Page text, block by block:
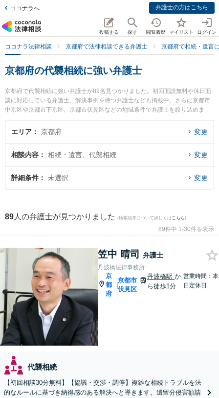
ココナラへ 弁護士の方はこちら
投稿する 探す 閲覧履歴 マイリスト ログイン
ココナラ法律相談 京都府で法律相談できる弁護士 京都府で相続・遺言
京都府の代襲相続に強い弁護士
京都府で代襲相続に強い弁護士が89名見つかりました。初回面談無料や休日面
談に対応している弁護士、解決事例を持つ弁護士なども掲載中。さらに京都市
中京区や京都市下京区、京都市伏見区などの地域条件で弁護士を絞り込めま
す。相続・遺言に関係する家族間の相続トラブルや認知症の相続、遺産分割等
の細かな分野での絞り込み検索もでき便利です。特に丹波橋法律事務所の笠中
報や弁護士費用、強みなどが注目されています。『京都府で土日や夜間に発生
した代襲相続のトラブルを今すぐに弁護士に相談したい』『代襲相続のトラブ
ル解決の実績豊富な近くの弁護士を検索したい』『初回相談無料で代襲相続を
エリア 京都府 変更
相談内容 相続・遺言、代襲相続 変更
詳細条件 未選択 変更
89 人の弁護士が見つかりました (検索結果について詳しくは こちら)
89件中 1-30件を表示
笠中 晴司 弁護士
丹波橋法律事務所
京
都
府
|
京都市
伏見区
丹波橋駅か
ら徒歩1分
営業時間：本
日定休日
代襲相続
【初回相談30分無料】【協議・交渉・調停】複雑な相続トラブルを法
的なルールに基づき納得感のある解決へと導きます。遺留分侵害額請